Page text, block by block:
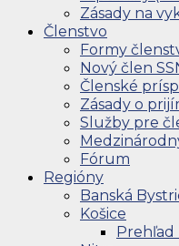
Zásady na
Členstvo
Formy
Nový člen
Členské
Zásady o
Služby pre
Fórum
Regióny
Banská
Košice